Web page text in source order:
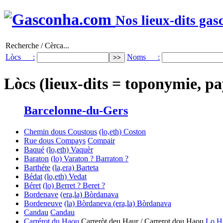
Nos lieux-dits
Recherche / Cèrca...
Lòcs :
Noms :
Lòcs (lieux-dits = toponymie,
Barcelonne-du-Gers
Chemin dous Coustous (lo,eth) Coston
Rue dous Compays Compair
Baqué (lo,eth) Vaquèr
Baraton (lo) Varaton ? Barraton ?
Barthéte (la,era) Barteta
Bédat (lo,eth) Vedat
Béret (lo) Berret ? Beret ?
Bordenave (era,la) Bòrdanava
Bordeneuve (la) Bòrdaneva (era,la) Bòrdanava
Candau Candau
Carrérot du Haou Carreròt deu Haur / Carrerot dou Haou Lo